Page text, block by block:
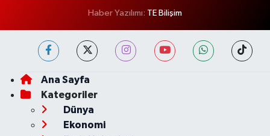
Haber Yazılımı: TE Bilişim
Ana Sayfa
Kategoriler
Dünya
Ekonomi